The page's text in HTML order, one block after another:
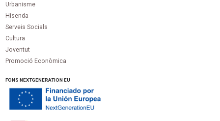
Urbanisme
Hisenda
Serveis Socials
Cultura
Joventut
Promoció Econòmica
FONS NEXTGENERATION EU